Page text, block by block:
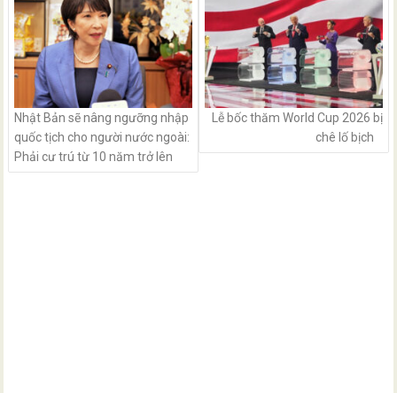
Nhật Bản sẽ nâng ngưỡng nhập
quốc tịch cho người nước ngoài:
Phải cư trú từ 10 năm trở lên
Lễ bốc thăm World Cup 2026 bị
chê lố bịch